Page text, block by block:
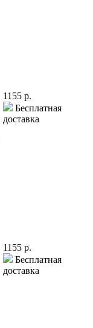
1155 р.
Бесплатная
доставка
1155 р.
Бесплатная
доставка